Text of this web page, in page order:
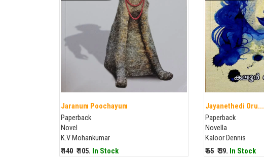
Jaranum Poochayum
Paperback
Novel
K.V Mohankumar
₹ 140 ₹ 105. In Stock
Jayanethedi Oru...
Paperback
Novella
Kaloor Dennis
₹ 65 ₹ 39. In Stock